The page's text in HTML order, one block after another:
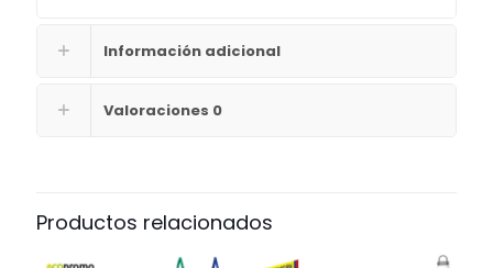
Información adicional
Valoraciones 0
Productos relacionados